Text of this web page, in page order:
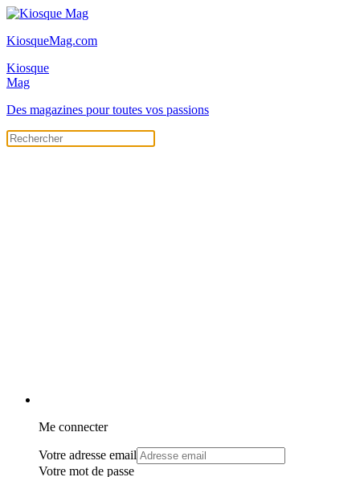
KiosqueMag.com
Kiosque
Mag
Des magazines pour toutes vos passions
Me connecter
Votre adresse email
Votre mot de passe